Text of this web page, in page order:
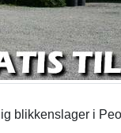
blikkenslager i